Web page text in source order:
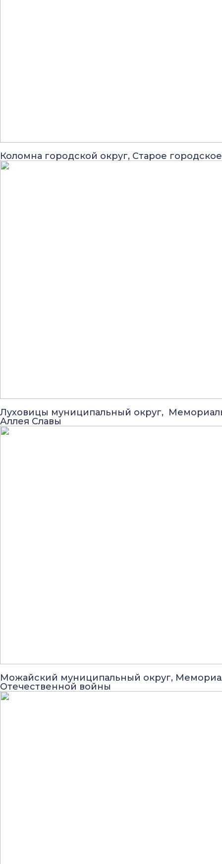
Коломна городской округ, Старое
Луховицы муниципальный округ,
Аллея Славы
Можайский муниципальный округ,
Отечественной войны